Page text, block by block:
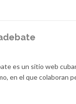
es un sitio web
en el que colaboran